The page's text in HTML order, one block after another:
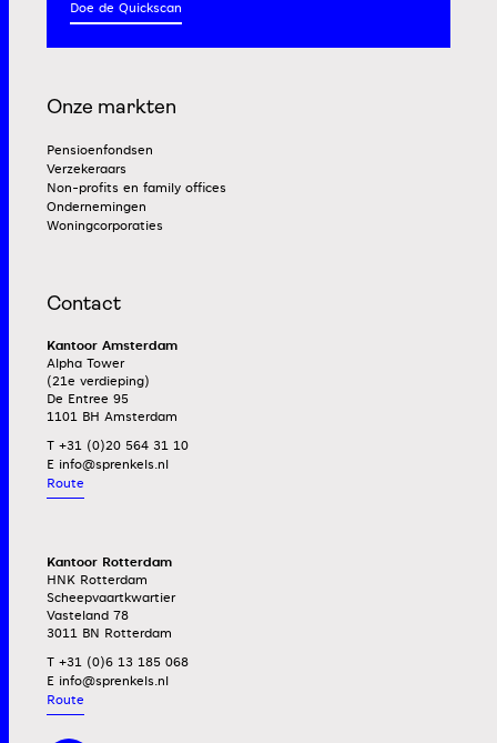
Doe de Quickscan
Onze markten
Pensioenfondsen
Verzekeraars
Non-profits en family offices
Ondernemingen
Woningcorporaties
Contact
Kantoor Amsterdam
Alpha Tower
(21e verdieping)
De Entree 95
1101 BH Amsterdam
T +31 (0)20 564 31 10
E
Route
Kantoor Rotterdam
HNK Rotterdam
Scheepvaartkwartier
Vasteland 78
3011 BN Rotterdam
T +31 (0)6 13 185 068
E
Route